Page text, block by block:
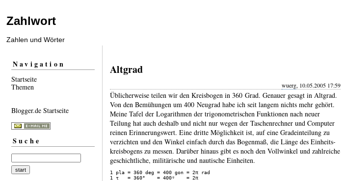
Zahlwort
Zahlen und Wörter
Navigation
Startseite
Themen
Blogger.de Startseite
Suche
Altgrad
wuerg, 10.05.2005 17:59
Üblicherweise teilen wir den Kreis­bogen in 360 Grad. Genauer gesagt in Altgrad.
Von den Bemü­hungen um 400 Neu­grad habe ich seit langem nichts mehr gehört.
Meine Tafel der Loga­rithmen der trigo­nome­tri­schen Funk­tionen nach neuer
Teilung hat auch deshalb und nicht nur wegen der Taschen­rechner und Computer
reinen Erin­nerungs­wert. Eine dritte Mög­lich­keit ist, auf eine Grad­eintei­lung zu
ver­zichten und den Winkel einfach durch das Bogen­maß, die Länge des Ein­heits­
kreis­bogens zu messen. Darüber hinaus gibt es noch den Voll­winkel und zahl­reiche
geschicht­liche, militä­rische und nau­tische Ein­heiten.
1 pla = 360 deg = 400 gon = 2π rad